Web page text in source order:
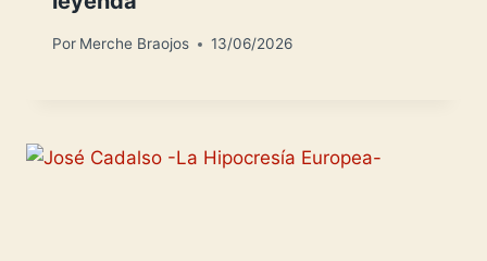
Por Merche Braojos 13/06/2026